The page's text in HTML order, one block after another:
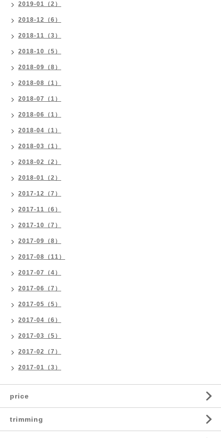
2019-01（2）
2018-12（6）
2018-11（3）
2018-10（5）
2018-09（8）
2018-08（1）
2018-07（1）
2018-06（1）
2018-04（1）
2018-03（1）
2018-02（2）
2018-01（2）
2017-12（7）
2017-11（6）
2017-10（7）
2017-09（8）
2017-08（11）
2017-07（4）
2017-06（7）
2017-05（5）
2017-04（6）
2017-03（5）
2017-02（7）
2017-01（3）
price
trimming